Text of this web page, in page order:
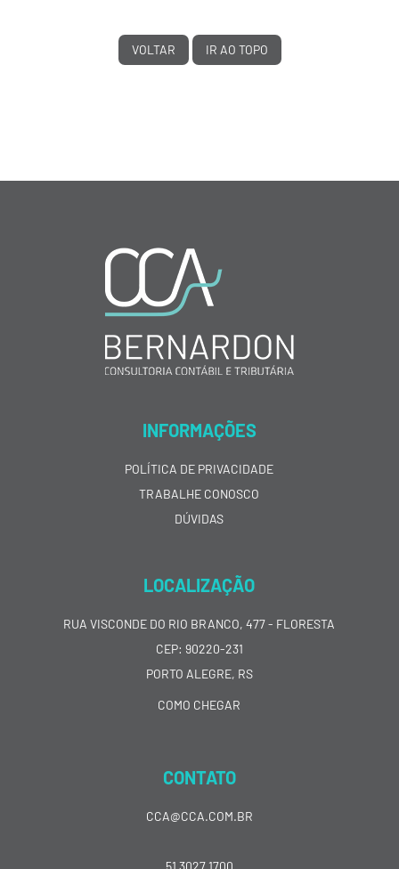
VOLTAR IR AO TOPO
INFORMAÇÕES
POLÍTICA DE PRIVACIDADE
TRABALHE CONOSCO
DÚVIDAS
LOCALIZAÇÃO
RUA VISCONDE DO RIO BRANCO, 477 - FLORESTA
CEP: 90220-231
PORTO ALEGRE, RS
COMO CHEGAR
CONTATO
CCA@CCA.COM.BR
51 3027 1700